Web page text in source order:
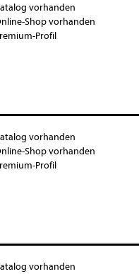
vorhanden
Shop vorhanden
Profil
vorhanden
Shop vorhanden
Profil
vorhanden